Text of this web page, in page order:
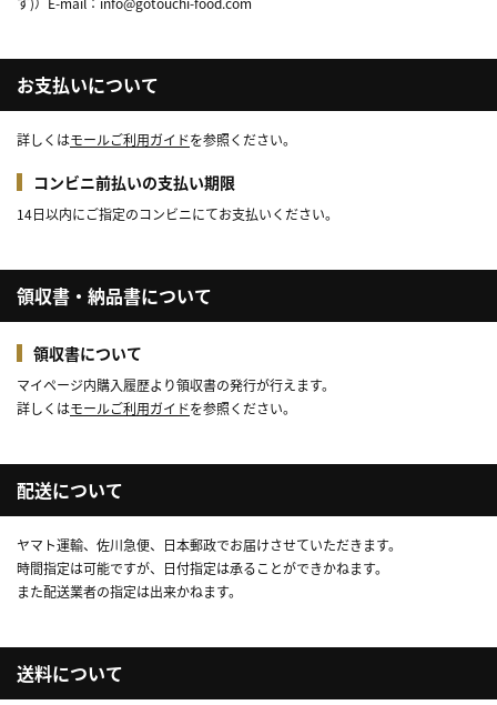
お支払いについて
詳しくはモールご利用ガイドを参照ください。
コンビニ前払いの支払い期限
14日以内にご指定のコンビニにてお支払いください。
領収書・納品書について
領収書について
マイページ内購入履歴より領収書の発行が行えます。
詳しくはモールご利用ガイドを参照ください。
配送について
ヤマト運輸、佐川急便、日本郵政でお届けさせていただきます。
時間指定は可能ですが、日付指定は承ることができかねます。
また配送業者の指定は出来かねます。
送料について